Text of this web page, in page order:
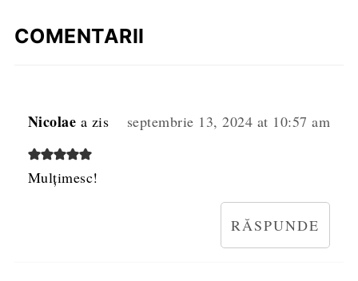
COMENTARII
Nicolae a zis septembrie 13, 2024 at 10:57 am
Mulțimesc!
RĂSPUNDE